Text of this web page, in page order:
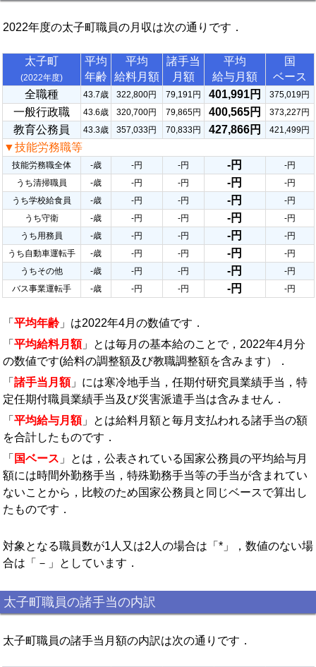
2022年度の太子町職員の月収は次の通りです．
太子町
(2022年度)
平均
年齢
平均
給料月額
諸手当
月額
平均
給与月額
国
ベース
全職種
43.7歳 322,800円 79,191円 401,991円 375,019円
一般行政職 43.6歳 320,700円 79,865円 400,565円 373,227円
教育公務員 43.3歳 357,033円 70,833円 427,866円 421,499円
▼技能労務職等
技能労務職全体 -歳 -円 -円 -円
-円
うち清掃職員
-歳 -円 -円 -円
-円
うち学校給食員
-歳 -円 -円 -円
-円
うち守衛
-歳 -円 -円 -円
-円
うち用務員
-歳 -円 -円 -円
-円
うち自動車運転手
-歳 -円 -円 -円
-円
うちその他
-歳 -円 -円 -円
-円
バス事業運転手
-歳 -円 -円 -円 -円
「 平均年齢 」は2022年4月の数値です．
「 平均給料月額」とは毎月の基本給のことで，2022年4月分
の数値です(給料の調整額及び教職調整額を含みます）．
「 諸手当月額」には寒冷地手当，任期付研究員業績手当，特
定任期付職員業績手当及び災害派遣手当は含みません．
「 平均給与月額」とは給料月額と毎月支払われる諸手当の額
を合計したものです．
「 国ベース 」とは，公表されている国家公務員の平均給与月
額には時間外勤務手当，特殊勤務手当等の手当が含まれてい
ないことから，比較のため国家公務員と同じベースで算出し
たものです．
対象となる職員数が1人又は2人の場合は「*」，数値のない場
合は「－」としています．
太子町職員の諸手当の内訳
太子町職員の諸手当月額の内訳は次の通りです．